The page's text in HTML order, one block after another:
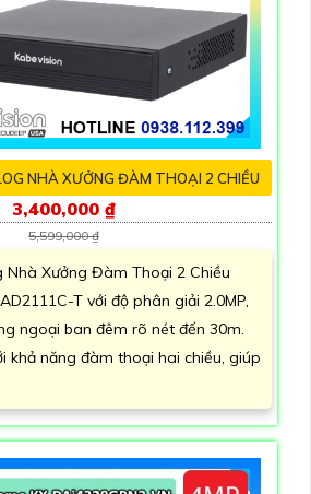
NHÀ XƯỞNG ĐÀM THOẠI 2 CHIỀU
3,400,000 ₫
5,599,000 ₫
Xưởng Đàm Thoại 2 Chiều
T với độ phân giải 2.0MP,
ngoại ban đêm rõ nét đến 30m.
khả năng đàm thoại hai chiều, giúp